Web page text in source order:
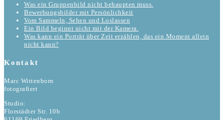
Was ein Gruppenbild nicht behaupten muss.
Bewerbungsbilder mit Persönlichkeit
Vom Sammeln, Sehen und Loslassen
Ein Bild beginnt nicht mit der Kamera.
Was kann ein Porträt über Zeit erzählen, das ein Moment allein
nicht kann?
Kontakt
Marc Wittenborn
fotografiert
Studio:
Florstädter Str. 10b